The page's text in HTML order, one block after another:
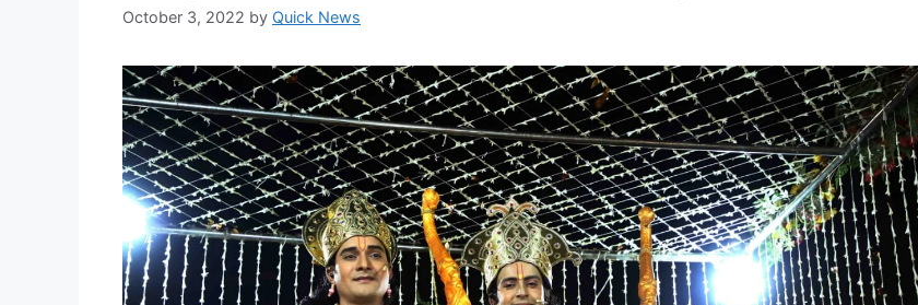
October 3, 2022 by Quick News